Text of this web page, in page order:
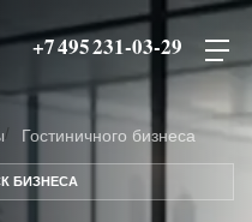
+7 495 231-03-29
Гостиничного бизнеса
БИЗНЕСА